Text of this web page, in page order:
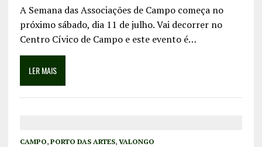
A Semana das Associações de Campo começa no
próximo sábado, dia 11 de julho. Vai decorrer no
Centro Cívico de Campo e este evento é…
LER MAIS
CAMPO, PORTO DAS ARTES, VALONGO